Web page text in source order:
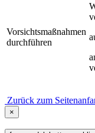
Vorsichtsmaßnahmen
durchführen
Zurück zum
×